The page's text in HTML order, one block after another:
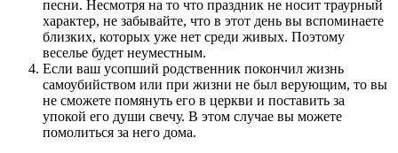
песни. Несмотря на то что праздник не носит траурный
характер, не забывайте, что в этот день вы вспоминаете
близких, которых уже нет среди живых. Поэтому
веселье будет неуместным.
Если ваш усопший родственник покончил жизнь
самоубийством или при жизни не был верующим, то вы
не сможете помянуть его в церкви и поставить за
упокой его души свечу. В этом случае вы можете
помолиться за него дома.